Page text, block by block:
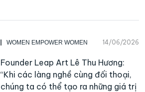
WOMEN EMPOWER WOMEN 14/06/2026
Founder Leap Art Lê Thu Hương:
“Khi các làng nghề cùng đối thoại,
chúng ta có thể tạo ra những giá trị